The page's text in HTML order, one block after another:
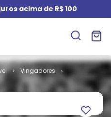
acima de R$ 100
Vingadores